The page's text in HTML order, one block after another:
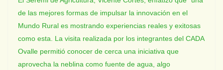
de las mejores formas de impulsar la innovación en el
Mundo Rural es mostrando experiencias reales y exitosas
como esta. La visita realizada por los integrantes del CADA
Ovalle permitió conocer de cerca una iniciativa que
aprovecha la neblina como fuente de agua, algo